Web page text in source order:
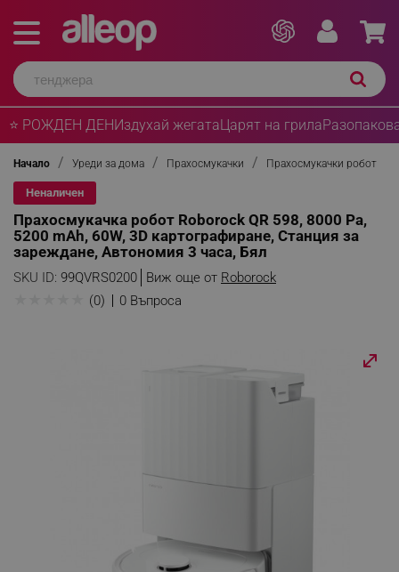
⭐ РОЖДЕН ДЕНИздухай жегатаЦарят на грила
Начало Уреди за дома Прахосмукачки Прахосмукачки робот
Неналичен
Прахосмукачка робот Roborock QR 598, 8000 Pa,
5200 mAh, 60W, 3D картографиране, Станция за
зареждане, Автономия 3 часа, Бял
SKU ID: 99QVRS0200 Виж още от Roborock
(0) 0 Въпроса